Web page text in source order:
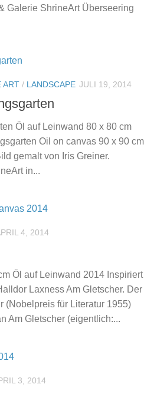
Galerie ShrineArt Überseering
ART / LANDSCAPE JULI 19, 2014
Öl auf Leinwand 80 x 80 cm
Oil on canvas 90 x 90 cm
gemalt von Iris Greiner.
in...
4, 2014
Öl auf Leinwand 2014 Inspiriert
Laxness Am Gletscher. Der
(Nobelpreis für Literatur 1955)
Am Gletscher (eigentlich:...
3, 2014